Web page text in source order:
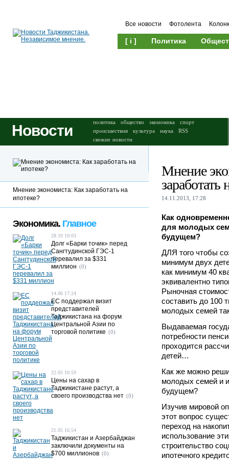
Все новости Фотолента
[ i ] Политика
Новости политика общество экономика
спорт
происшествия
культура наука
RSS
свежие новости
Мнение
заработать
14.11.2013, 17:28
Как
для молодых
будущем?
ДЛЯ того чтобы
минимум двух
как минимум 40
эквивалентно
Рыночная
составить до 100
молодых семей
Выдаваемая
потребности
проходится
детей…
Как же можно
молодых семей и
будущем?
Изучив мировой
этот вопрос
переход на
использование
строительство
ипотечного
Мнение экономиста: Как заработать на
ипотеке?
Экономика. Главное
28.10 10:03
Долг «Барки точик» перед
Сангтудинской ГЭС-1
перевалил за $331
миллион (0)
14.06 17:24
ЕС поддержал визит
представителей
Таджикистана на форум
Центральной Азии по
торговой политике (0)
22.05 10:59
Цены на сахар в
Таджикистане растут, а
своего производства нет (0)
21.05 16:54
Таджикистан и Азербайджан
заключили документы на
$700 миллионов (0)